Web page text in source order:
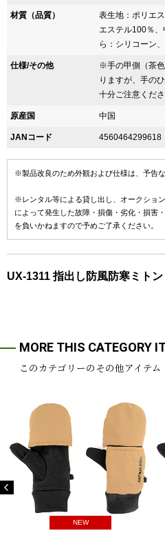
材質（品質）
表生地：ポリエ
エステル100％
ら：シリコーン
仕様/その他
※手の甲側（茶
りますが、手の
十分ご注意くださ
原産国 中国
JANコード 4560464299618
※製品改良のため外観および仕様は、予告
※レンタル等による貸し出し、オークショ
によって発生した故障・損傷・劣化・損害
を負いかねますので予めご了承ください。
UX-1311 指出し防風防寒ミトン
MORE THIS CATEGORY
このカテゴリーのその他アイテム
NEW